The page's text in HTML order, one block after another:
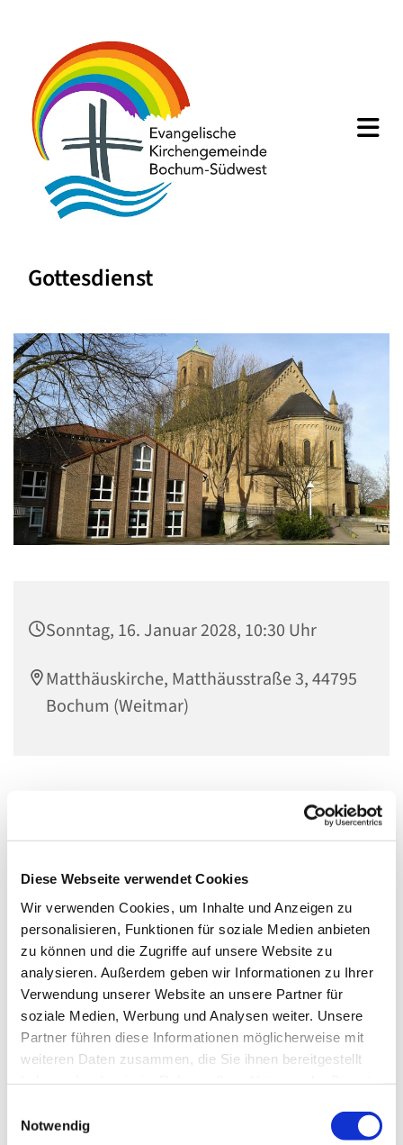
Diese Webseite verwendet Cookies
Wir verwenden Cookies, um Inhalte und Anzeigen zu
personalisieren, Funktionen für soziale Medien anbieten
zu können und die Zugriffe auf unsere Website zu
analysieren. Außerdem geben wir Informationen zu Ihrer
Verwendung unserer Website an unsere Partner für
soziale Medien, Werbung und Analysen weiter. Unsere
Partner führen diese Informationen möglicherweise mit
weiteren Daten zusammen, die Sie ihnen bereitgestellt
Notwendig
Gottesdienst
Sonntag, 16. Januar 2028, 10:30 Uhr
Matthäuskirche, Matthäusstraße 3, 44795
Bochum (Weitmar)